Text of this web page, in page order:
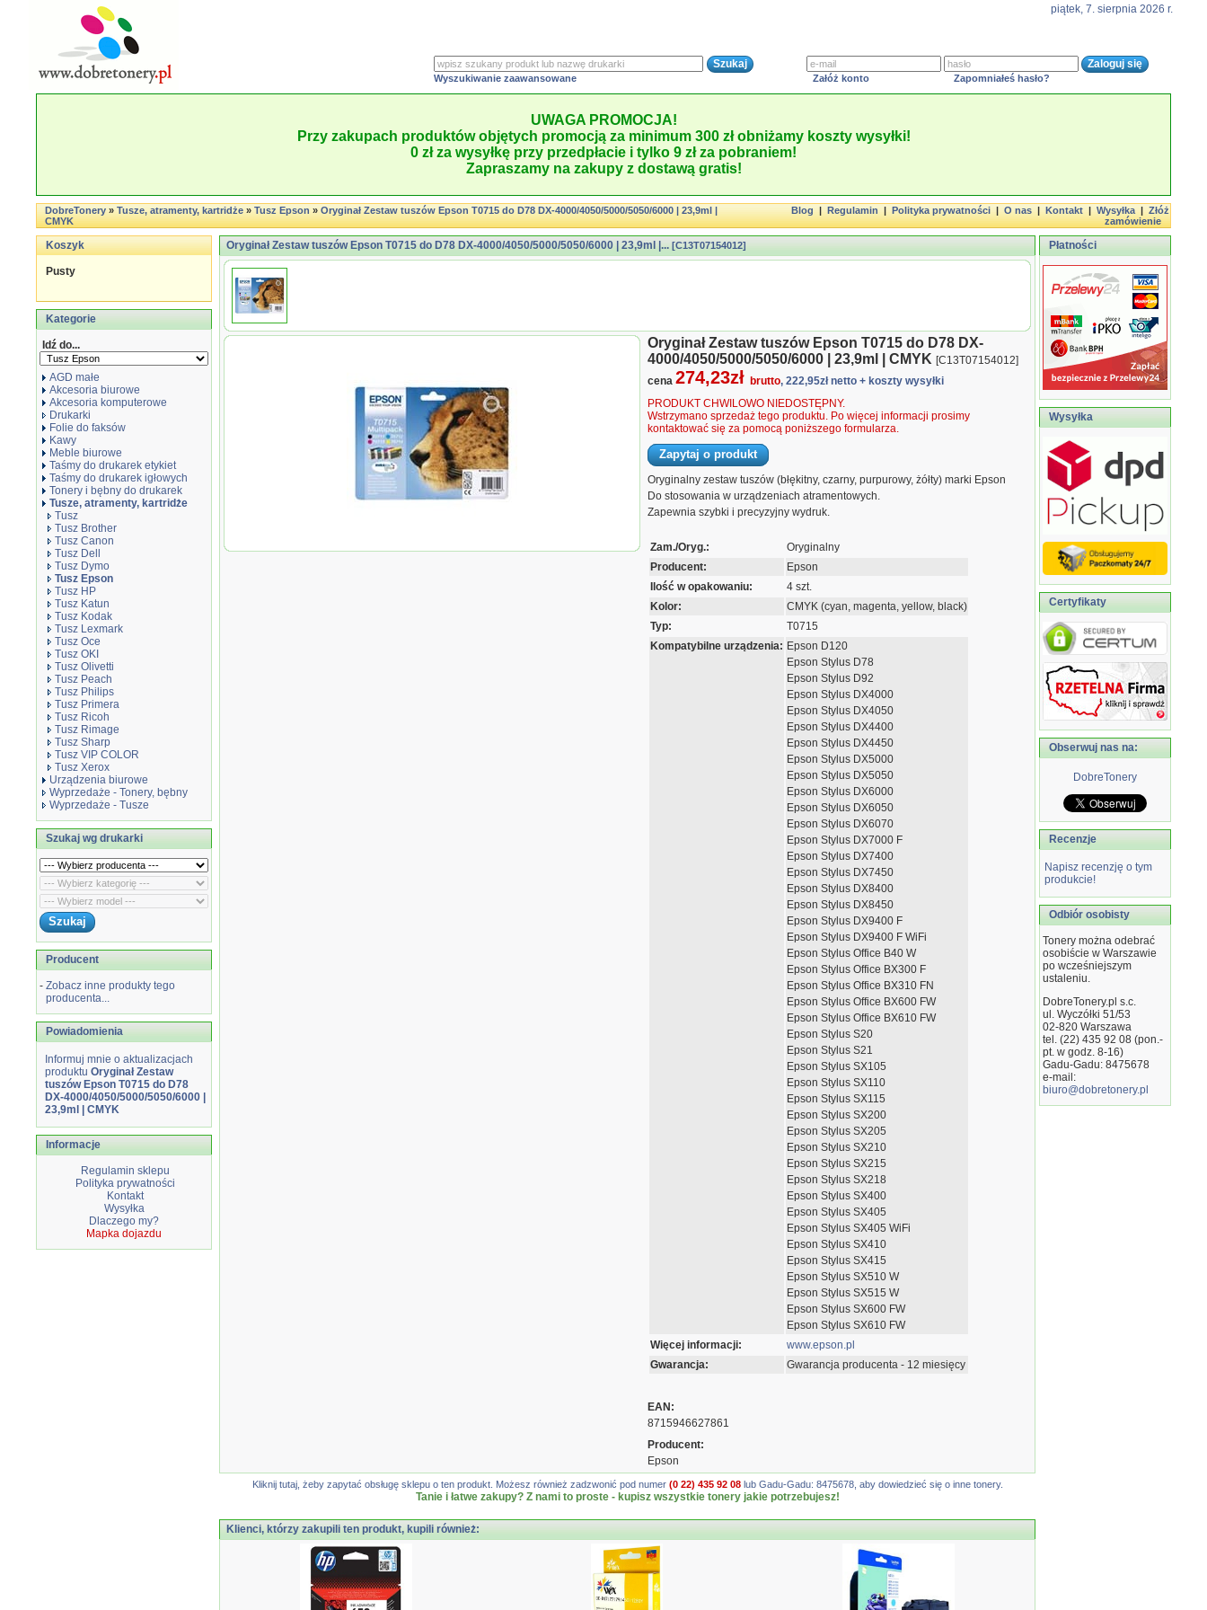
piątek, 7. sierpnia 2026 r.
Wyszukiwanie zaawansowane Załóż konto Zapomniałeś hasło?
UWAGA PROMOCJA!
Przy zakupach produktów objętych promocją za minimum 300 zł obniżamy koszty wysyłki!
0 zł za wysyłkę przy przedpłacie i tylko 9 zł za pobraniem!
Zapraszamy na zakupy z dostawą gratis!
DobreTonery»Tusze, atramenty, kartridże»Tusz Epson»Oryginał Zestaw tuszów Epson T0715 do D78 DX-4000/4050/5000/5050/6000 | 23,9ml |
CMYK
Blog|Regulamin|Polityka prywatności|O nas|Kontakt|Wysyłka|Złóż
zamówienie
Koszyk
Pusty
Kategorie
Idź do...
AGD małe
Akcesoria biurowe
Akcesoria komputerowe
Drukarki
Folie do faksów
Kawy
Meble biurowe
Taśmy do drukarek etykiet
Taśmy do drukarek igłowych
Tonery i bębny do drukarek
Tusze, atramenty, kartridże
Tusz
Tusz Brother
Tusz Canon
Tusz Dell
Tusz Dymo
Tusz Epson
Tusz HP
Tusz Katun
Tusz Kodak
Tusz Lexmark
Tusz Oce
Tusz OKI
Tusz Olivetti
Tusz Peach
Tusz Philips
Tusz Primera
Tusz Ricoh
Tusz Rimage
Tusz Sharp
Tusz VIP COLOR
Tusz Xerox
Urządzenia biurowe
Wyprzedaże - Tonery, bębny
Wyprzedaże - Tusze
Szukaj wg drukarki
Producent
- Zobacz inne produkty tego
producenta...
Powiadomienia
Informuj mnie o aktualizacjach
produktu Oryginał Zestaw
tuszów Epson T0715 do D78
DX-4000/4050/5000/5050/6000 |
23,9ml | CMYK
Informacje
Regulamin sklepu
Polityka prywatności
Kontakt
Wysyłka
Dlaczego my?
Mapka dojazdu
Oryginał Zestaw tuszów Epson T0715 do D78 DX-4000/4050/5000/5050/6000 | 23,9ml |... [C13T07154012]
T0715 do D78 DX-
Oryginał Zestaw tuszów Epson T0715 do D78 DX-
4000/4050/5000/5050/6000 | 23,9ml | CMYK [C13T07154012]
cena 274,23zł brutto, 222,95zł netto + koszty wysyłki
PRODUKT CHWILOWO NIEDOSTĘPNY.
Wstrzymano sprzedaż tego produktu. Po więcej informacji prosimy
kontaktować się za pomocą poniższego formularza.
Zapytaj o produkt
Oryginalny zestaw tuszów (błękitny, czarny, purpurowy, żółty) marki Epson
Do stosowania w urządzeniach atramentowych.
Zapewnia szybki i precyzyjny wydruk.
Zam./Oryg.:
Oryginalny
Producent:
Epson
Ilość w opakowaniu:
4 szt.
Kolor:
CMYK (cyan, magenta, yellow, black)
Typ:
T0715
Kompatybilne urządzenia: Epson D120
Epson Stylus D78
Epson Stylus D92
Epson Stylus DX4000
Epson Stylus DX4050
Epson Stylus DX4400
Epson Stylus DX4450
Epson Stylus DX5000
Epson Stylus DX5050
Epson Stylus DX6000
Epson Stylus DX6050
Epson Stylus DX6070
Epson Stylus DX7000 F
Epson Stylus DX7400
Epson Stylus DX7450
Epson Stylus DX8400
Epson Stylus DX8450
Epson Stylus DX9400 F
Epson Stylus DX9400 F WiFi
Epson Stylus Office B40 W
Epson Stylus Office BX300 F
Epson Stylus Office BX310 FN
Epson Stylus Office BX600 FW
Epson Stylus Office BX610 FW
Epson Stylus S20
Epson Stylus S21
Epson Stylus SX105
Epson Stylus SX110
Epson Stylus SX115
Epson Stylus SX200
Epson Stylus SX205
Epson Stylus SX210
Epson Stylus SX215
Epson Stylus SX218
Epson Stylus SX400
Epson Stylus SX405
Epson Stylus SX405 WiFi
Epson Stylus SX410
Epson Stylus SX415
Epson Stylus SX510 W
Epson Stylus SX515 W
Epson Stylus SX600 FW
Epson Stylus SX610 FW
Więcej informacji:
www.epson.pl
Gwarancja:
Gwarancja producenta - 12 miesięcy
EAN:
8715946627861
Producent:
Epson
Kliknij tutaj, żeby zapytać obsługę sklepu o ten produkt. Możesz również zadzwonić pod numer (0 22) 435 92 08lub Gadu-Gadu: 8475678, aby dowiedzieć się o inne tonery.
Tanie i łatwe zakupy? Z nami to proste - kupisz wszystkie tonery jakie potrzebujesz!
Klienci, którzy zakupili ten produkt, kupili również:
Płatności
Wysyłka
Certyfikaty
Obserwuj nas na:
DobreTonery
Recenzje
Napisz recenzję o tym
produkcie!
Odbiór osobisty
Tonery można odebrać
osobiście w Warszawie
po wcześniejszym
ustaleniu.
DobreTonery.pl s.c.
ul. Wyczółki 51/53
02-820 Warszawa
tel. (22) 435 92 08 (pon.-
pt. w godz. 8-16)
Gadu-Gadu: 8475678
e-mail:
biuro@dobretonery.pl